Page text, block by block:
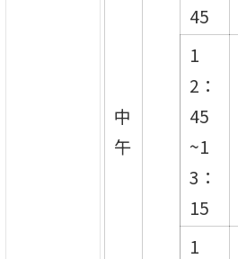
中
午
45
1
2：
45
~1
3：
15
1